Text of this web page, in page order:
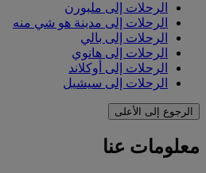
الرحلات إلى ملبورن
الرحلات إلى مدينة هو شي منه
الرحلات إلى بالي
الرحلات إلى هانوي
الرحلات إلى أوكلاند
الرحلات إلى سيشيل
الرجوع إلى الأعلى
معلومات عنا